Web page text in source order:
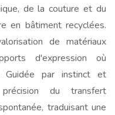
de la couture et du
en bâtiment recyclées.
de matériaux
d'expression où
Guidée par instinct et
du transfert
traduisant une